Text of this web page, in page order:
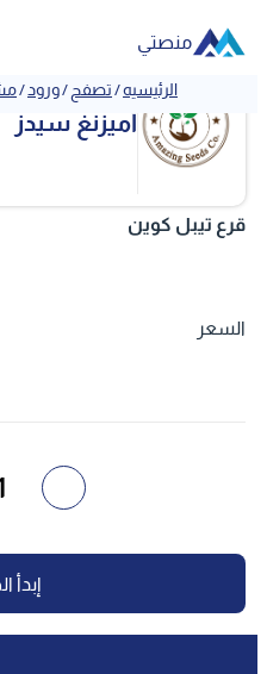
منصتي
الرئيسيه/تصفح /ورود /
أميزنغ سيدز
قرع تيبل كوين
السعر
إبدأ